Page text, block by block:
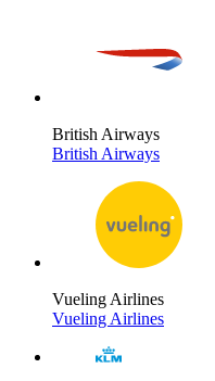
British Airways
British Airways
Vueling Airlines
Vueling Airlines